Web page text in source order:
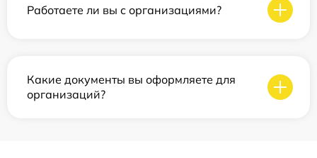
Работаете ли вы с организациями?
Какие документы вы оформляете для
организаций?